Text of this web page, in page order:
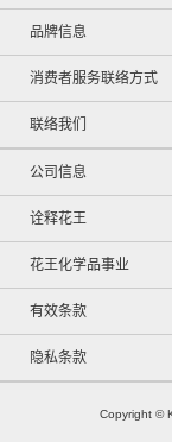
品牌信息
消费者服务联络方式
联络我们
公司信息
诠释花王
花王化学品事业
有效条款
隐私条款
Copyright ©